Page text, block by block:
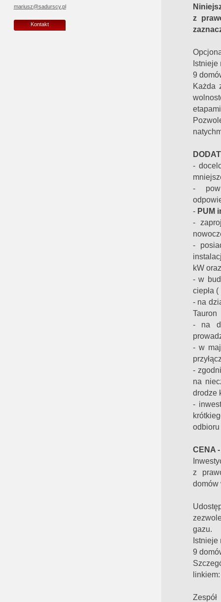
mariusz@sadurscy.pl
Kontakt
z
Istnieje
9
Każda
-
-
-PUM
-
-
kW
- w
ciepła
- na
Tauron
- na
- w
-
na
drodze
-
CENA
z
gazu.
Istnieje
9